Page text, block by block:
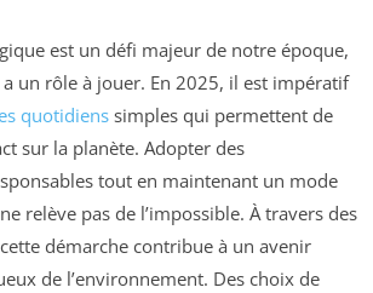
est un défi majeur de notre époque,
un rôle à jouer. En 2025, il est impératif
quotidiens simples qui permettent de
sur la planète. Adopter des
tout en maintenant un mode
relève pas de l’impossible. À travers des
démarche contribue à un avenir
de l’environnement. Des choix de